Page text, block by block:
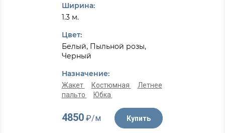
Ширина:
1.3 м.
Цвет:
Белый, Пыльной розы,
Черный
Назначение:
Жакет Костюмная
Летнее
пальто
Юбка
4850₽/м Купить